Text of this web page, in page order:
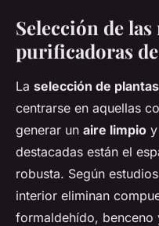
Selección de
purificadoras
La selección de plantas
centrarse en aquellas
generar un aire limpio
destacadas están el
robusta. Según
interior eliminan
formaldehído, benceno